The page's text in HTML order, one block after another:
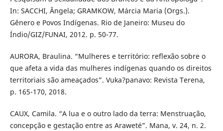
In: SACCHI, Ângela; GRAMKOW, Márcia Maria (Orgs.).
Gênero e Povos Indígenas. Rio de Janeiro: Museu do
Índio/GIZ/FUNAI, 2012. p. 50-77.
AURORA, Braulina. “Mulheres e território: reflexão sobre o
que afeta a vida das mulheres indígenas quando os direitos
territoriais são ameaçados”. Vuka?panavo: Revista Terena,
p. 165-170, 2018.
CAUX, Camila. “A lua e o outro lado da terra: Menstruação,
concepção e gestação entre as Araweté”. Mana, v. 24, n. 2.